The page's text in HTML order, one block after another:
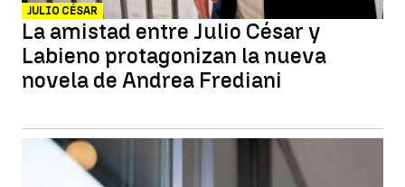
JULIO CÉSAR
La amistad entre Julio César y
Labieno protagonizan la nueva
novela de Andrea Frediani